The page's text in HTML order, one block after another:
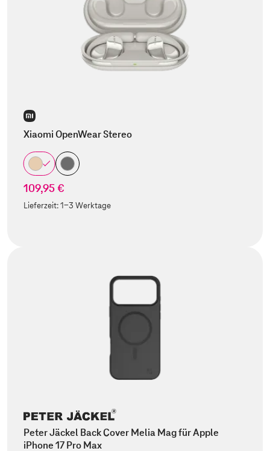
Xiaomi OpenWear Stereo
109,95 €
Lieferzeit:1-3 Werktage
Peter Jäckel Back Cover Melia Mag für Apple
iPhone 17 Pro Max